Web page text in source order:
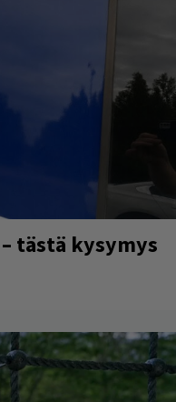
tästä kysymys